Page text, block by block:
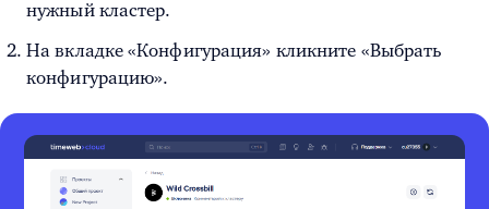
нужный кластер.
На вкладке «Конфигурация» кликните «Выбрать
конфигурацию».